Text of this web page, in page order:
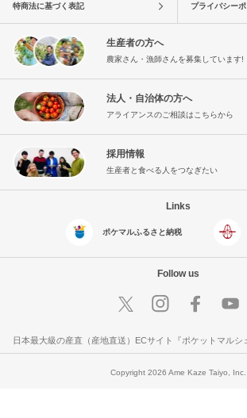
特商法に基づく表記 プライバシー
生産者の方へ
農家さん・漁師さんを募集しています!
法人・自治体の方へ
アライアンスのご相談はこちらから
採用情報
生産者と食べる人をつなぎたい
Links
ポケマルふるさと納税
Follow us
日本最大級の産直（産地直送）ECサイト『ポケットマルシ
Copyright 2026 Ame Kaze Taiyo, Inc.